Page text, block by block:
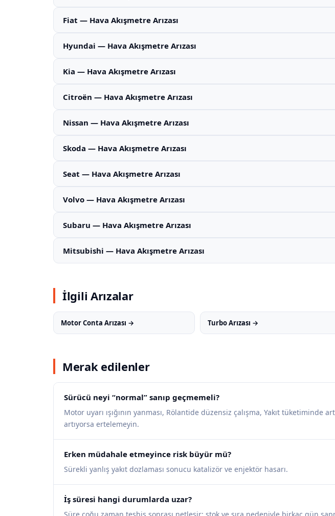
Fiat — Hava Akışmetre Arızası
Hyundai — Hava Akışmetre Arızası
Kia — Hava Akışmetre Arızası
Citroën — Hava Akışmetre Arızası
Nissan — Hava Akışmetre Arızası
Skoda — Hava Akışmetre Arızası
Seat — Hava Akışmetre Arızası
Volvo — Hava Akışmetre Arızası
Subaru — Hava Akışmetre Arızası
Mitsubishi — Hava Akışmetre Arızası
İlgili Arızalar
Motor Conta Arızası → Turbo Arızası →
Merak edilenler
Sürücü neyi “normal” sanıp geçmemeli?
Motor uyarı ışığının yanması, Rölantide düzensiz çalışma, Yakıt
artıyorsa ertelemeyin.
Erken müdahale etmeyince risk büyür mü?
Sürekli yanlış yakıt dozlaması sonucu katalizör ve enjektör hasarı.
İş süresi hangi durumlarda uzar?